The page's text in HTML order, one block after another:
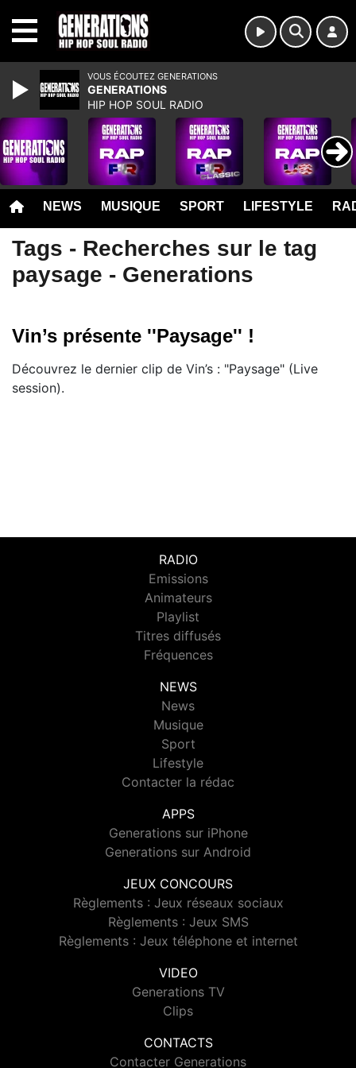
NEWS MUSIQUE SPORT LIFESTYLE
Tags - Recherches sur le tag
paysage - Generations
Vin’s présente ''Paysage'' !
Découvrez le dernier clip de Vin’s : "Paysage" (Live
session).
RADIO
Emissions
Animateurs
Playlist
Titres diffusés
Fréquences
NEWS
News
Musique
Sport
Lifestyle
Contacter la rédac
APPS
Generations sur iPhone
Generations sur Android
JEUX CONCOURS
Règlements : Jeux réseaux sociaux
Règlements : Jeux SMS
Règlements : Jeux téléphone et internet
VIDEO
Generations TV
Clips
CONTACTS
Contacter Generations
VOUS ÉCOUTEZ GENERATIONS
GENERATIONS
HIP HOP SOUL RADIO